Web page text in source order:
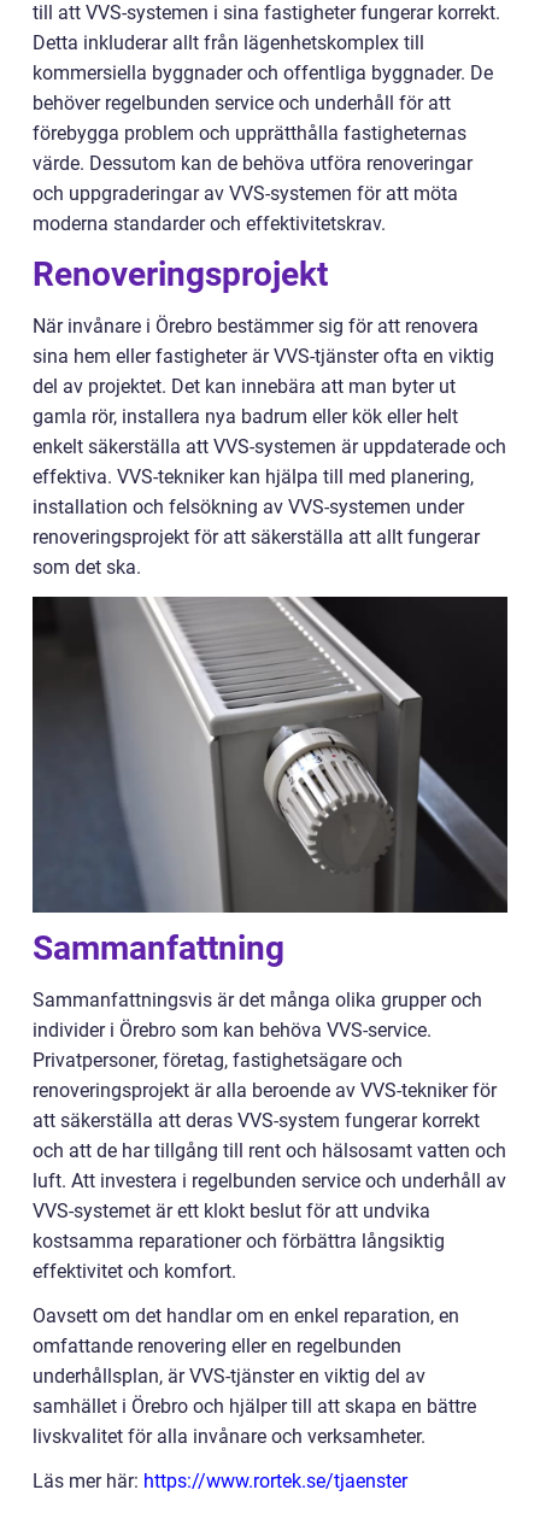
till att VVS-systemen i sina fastigheter fungerar korrekt.
Detta inkluderar allt från lägenhetskomplex till
kommersiella byggnader och offentliga byggnader. De
behöver regelbunden service och underhåll för att
förebygga problem och upprätthålla fastigheternas
värde. Dessutom kan de behöva utföra renoveringar
och uppgraderingar av VVS-systemen för att möta
moderna standarder och effektivitetskrav.
Renoveringsprojekt
När invånare i Örebro bestämmer sig för att renovera
sina hem eller fastigheter är VVS-tjänster ofta en viktig
del av projektet. Det kan innebära att man byter ut
gamla rör, installera nya badrum eller kök eller helt
enkelt säkerställa att VVS-systemen är uppdaterade och
effektiva. VVS-tekniker kan hjälpa till med planering,
installation och felsökning av VVS-systemen under
renoveringsprojekt för att säkerställa att allt fungerar
som det ska.
Sammanfattning
Sammanfattningsvis är det många olika grupper och
individer i Örebro som kan behöva VVS-service.
Privatpersoner, företag, fastighetsägare och
renoveringsprojekt är alla beroende av VVS-tekniker för
att säkerställa att deras VVS-system fungerar korrekt
och att de har tillgång till rent och hälsosamt vatten och
luft. Att investera i regelbunden service och underhåll av
VVS-systemet är ett klokt beslut för att undvika
kostsamma reparationer och förbättra långsiktig
effektivitet och komfort.
Oavsett om det handlar om en enkel reparation, en
omfattande renovering eller en regelbunden
underhållsplan, är VVS-tjänster en viktig del av
samhället i Örebro och hjälper till att skapa en bättre
livskvalitet för alla invånare och verksamheter.
Läs mer här: https://www.rortek.se/tjaenster